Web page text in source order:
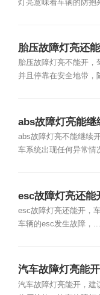
灯亮意味着车辆的防抱
胎压故障灯亮还
胎压故障灯亮不能开，
并且停靠在安全地带，
abs故障灯亮能继
abs故障灯亮不能继续
车系统出现任何异常情
esc故障灯亮还能
esc故障灯亮还能开，
车辆的esc发生故障，...
汽车故障灯亮能
汽车故障灯亮能开，建